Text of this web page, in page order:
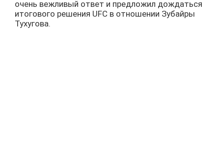
очень вежливый ответ и предложил дождаться
итогового решения UFC в отношении Зубайры
Тухугова.